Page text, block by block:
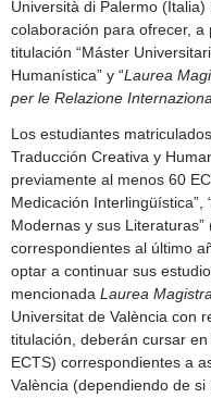
Università di Palermo
colaboración para ofrecer,
titulación “Máster
Humanística” y “Laurea
per le Relazione
Los estudiantes
Traducción Creativa y
previamente al menos 60
Medicación Interlingüística”,
Modernas y sus
correspondientes al último
optar a continuar sus
mencionadaLaurea
Universitat de València con
titulación, deberán cursar
ECTS) correspondientes a
València (dependiendo de